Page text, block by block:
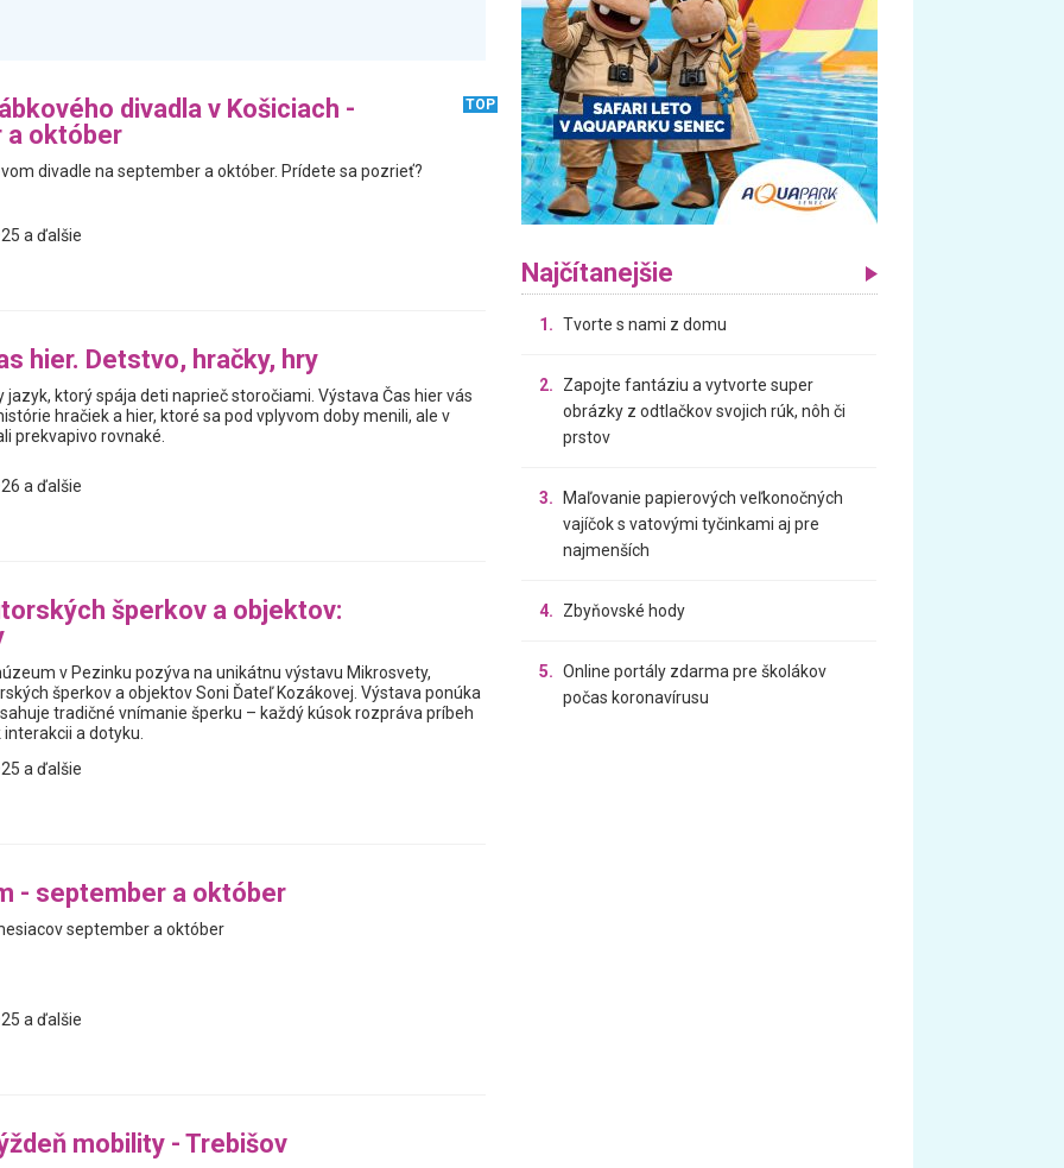
divadla v Košiciach -
a október
TOP
divadle na september a október. Prídete sa pozrieť?
a ďalšie
hier. Detstvo, hračky, hry
jazyk, ktorý spája deti naprieč storočiami. Výstava Čas hier vás
hračiek a hier, ktoré sa pod vplyvom doby menili, ale v
prekvapivo rovnaké.
a ďalšie
šperkov a objektov:
v Pezinku pozýva na unikátnu výstavu Mikrosvety,
šperkov a objektov Soni Ďateľ Kozákovej. Výstava ponúka
tradičné vnímanie šperku – každý kúsok rozpráva príbeh
a dotyku.
a ďalšie
- september a október
september a október
a ďalšie
mobility - Trebišov
Najčítanejšie
1. Tvorte s nami z domu
2.
Zapojte fantáziu a vytvorte super
obrázky z odtlačkov svojich rúk, nôh či
prstov
3.
Maľovanie papierových veľkonočných
vajíčok s vatovými tyčinkami aj pre
najmenších
4. Zbyňovské hody
5. Online portály zdarma pre školákov
počas koronavírusu